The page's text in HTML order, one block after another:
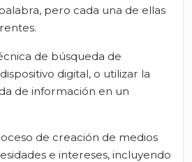
pero cada una de ellas
de búsqueda de
digital, o utilizar la
de información en un
de creación de medios
e intereses, incluyendo